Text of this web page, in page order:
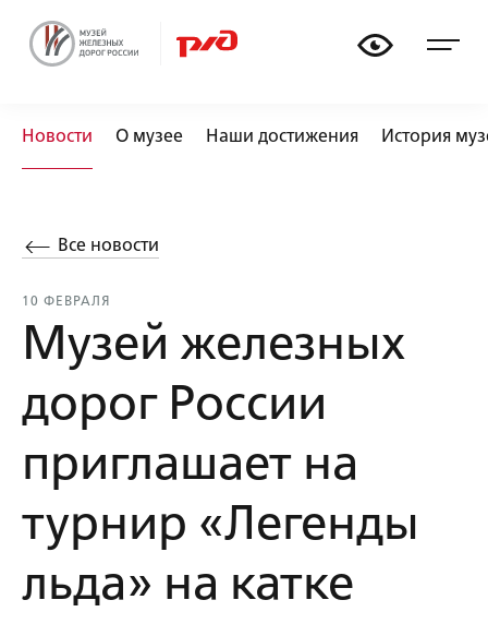
📏
🚃
🚂
Новости О музее Наши достижения История
Все новости
10 ФЕВРАЛЯ
Музей железных
дорог России
приглашает на
турнир «Легенды
льда» на катке